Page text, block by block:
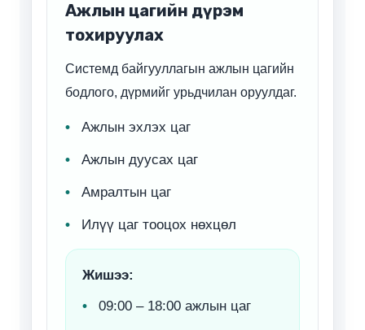
Ажлын цагийн дүрэм
тохируулах
Системд байгууллагын ажлын цагийн
бодлого, дүрмийг урьдчилан оруулдаг.
Ажлын эхлэх цаг
Ажлын дуусах цаг
Амралтын цаг
Илүү цаг тооцох нөхцөл
Жишээ:
09:00 – 18:00 ажлын цаг